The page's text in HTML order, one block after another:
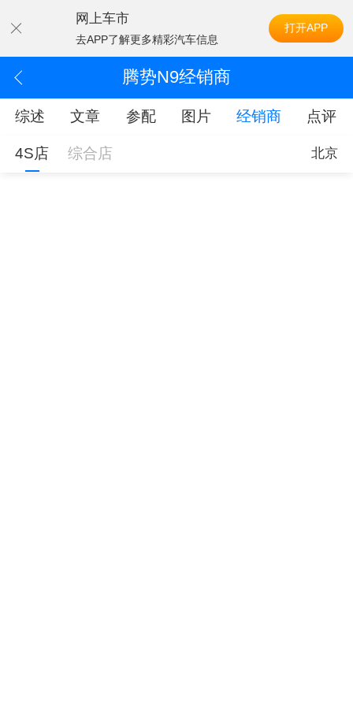
网上车市
去APP了解更多精彩汽车信息
打开APP
腾势N9经销商
综述 文章 参配 图片 经销商 点评
4S店 综合店 北京